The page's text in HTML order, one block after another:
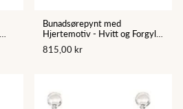
Bunadsørepynt med
Hjertemotiv - Hvitt og Forgylt
Sølv (830)
815,00 kr